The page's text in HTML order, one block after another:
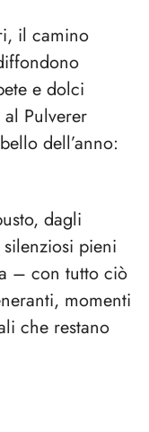
il camino
e dolci
Pulverer
dell’anno:
dagli
pieni
– con tutto ciò
momenti
che restano